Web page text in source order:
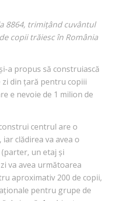
8864, trimițând cuvântul
copii trăiesc în România
a propus să construiască
zi din țară pentru copiii
e nevoie de 1 milion de
centrul are o
clădirea va avea o
un etaj și
va avea următoarea
aproximativ 200 de copii,
pentru grupe de